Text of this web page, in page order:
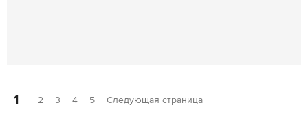
1 2 3 4 5 Следующая страница